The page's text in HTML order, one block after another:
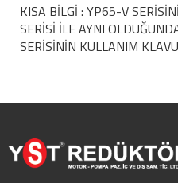
KISA BİLGİ : YP65-V
SERİSİ İLE AYNI
SERİSİNİN KULLANIM